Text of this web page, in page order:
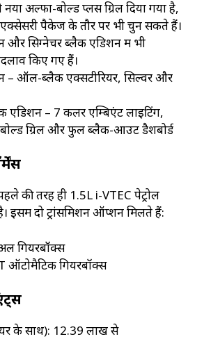
नया अल्फा-बोल्ड प्लस ग्रिल दिया गया है,
एक्सेसरी पैकेज के तौर पर भी चुन सकते हैं।
और सिग्नेचर ब्लैक एडिशन में भी
किए गए हैं।
– ऑल-ब्लैक एक्सटीरियर, सिल्वर और
एडिशन – 7 कलर एम्बिएंट लाइटिंग,
ग्रिल और फुल ब्लैक-आउट डैशबोर्ड
की तरह ही 1.5L i-VTEC पेट्रोल
इसमें दो ट्रांसमिशन ऑप्शन मिलते हैं:
गियरबॉक्स
ऑटोमैटिक गियरबॉक्स
के साथ): ₹12.39 लाख से